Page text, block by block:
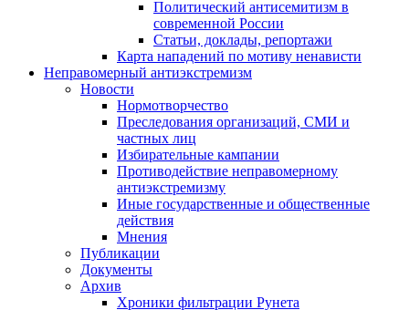
Политический антисемитизм в
современной России
Статьи, доклады, репортажи
Карта нападений по мотиву ненависти
Неправомерный антиэкстремизм
Новости
Нормотворчество
Преследования организаций, СМИ и
частных лиц
Избирательные кампании
Противодействие неправомерному
антиэкстремизму
Иные государственные и общественные
действия
Мнения
Публикации
Документы
Архив
Хроники фильтрации Рунета